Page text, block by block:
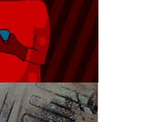
Gif-ing BogotáFlyer